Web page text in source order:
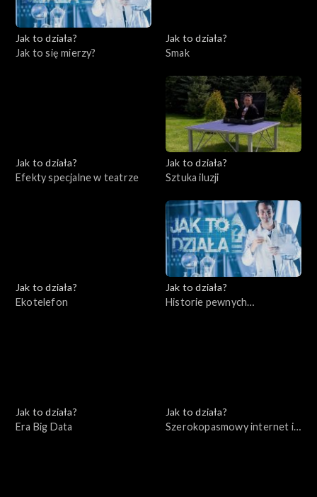
Jak to działa?
Jak to się mierzy?
Jak to działa?
Smak
Jak to działa?
Efekty specjalne w teatrze
Jak to działa?
Sztuka iluzji
Jak to działa?
Ekotelefon
Jak to działa?
Historie pewnych
Jak to działa?
Era Big Data
Jak to działa?
Szerokopasmowy internet i